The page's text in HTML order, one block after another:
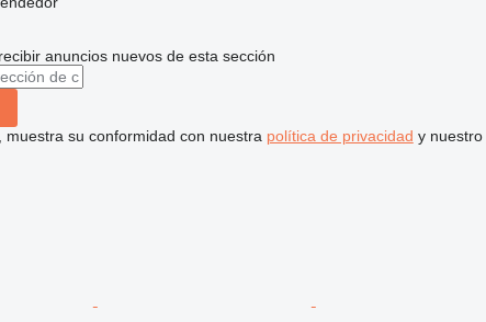
anuncios nuevos de esta sección
muestra su conformidad con nuestra política de privacidad y nuestro